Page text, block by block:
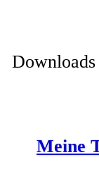
Downloads
Meine